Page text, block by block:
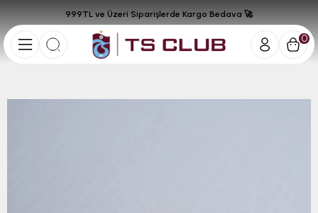
0
999TL ve Üzeri Siparişlerde Kargo Bedava 🚀